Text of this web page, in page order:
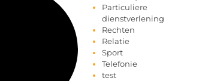
Particuliere
dienstverlening
Rechten
Relatie
Sport
Telefonie
test